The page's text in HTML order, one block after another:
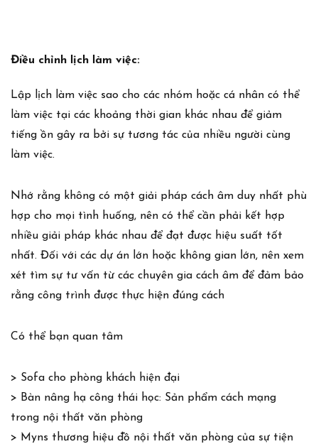
Điều chỉnh lịch làm việc:
Lập lịch làm việc sao cho các nhóm hoặc cá nhân có thể
làm việc tại các khoảng thời gian khác nhau để giảm
tiếng ồn gây ra bởi sự tương tác của nhiều người cùng
làm việc.
Nhớ rằng không có một giải pháp cách âm duy nhất phù
hợp cho mọi tình huống, nên có thể cần phải kết hợp
nhiều giải pháp khác nhau để đạt được hiệu suất tốt
nhất. Đối với các dự án lớn hoặc không gian lớn, nên xem
xét tìm sự tư vấn từ các chuyên gia cách âm để đảm bảo
rằng công trình được thực hiện đúng cách
Có thể bạn quan tâm
> Sofa cho phòng khách hiện đại
> Bàn nâng hạ công thái học: Sản phẩm cách mạng
trong nội thất văn phòng
> Myns thương hiệu đồ nội thất văn phòng của sự tiện